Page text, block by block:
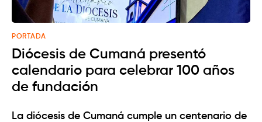
PORTADA
Diócesis de Cumaná presentó
calendario para celebrar 100 años
de fundación
La diócesis de Cumaná cumple un centenario de